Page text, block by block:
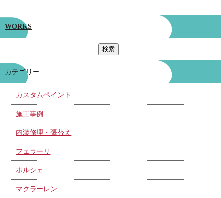
WORKS
カテゴリー
カスタムペイント
施工事例
内装修理・張替え
フェラーリ
ポルシェ
マクラーレン